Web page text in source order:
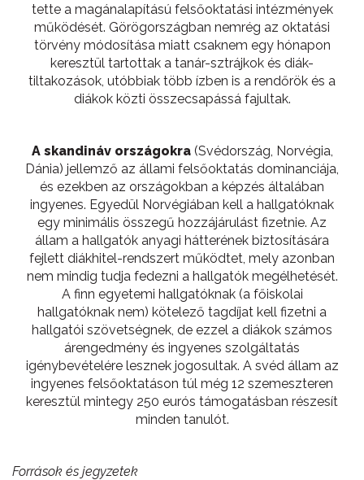
tette a magánalapítású felsőoktatási intézmények
működését. Görögországban nemrég az oktatási
törvény módosítása miatt csaknem egy hónapon
keresztül tartottak a tanár-sztrájkok és diák-
tiltakozások, utóbbiak több ízben is a rendőrök és a
diákok közti összecsapássá fajultak.
A skandináv országokra(Svédország, Norvégia,
Dánia) jellemző az állami felsőoktatás dominanciája,
és ezekben az országokban a képzés általában
ingyenes. Egyedül Norvégiában kell a hallgatóknak
egy minimális összegű hozzájárulást fizetnie. Az
állam a hallgatók anyagi hátterének biztosítására
fejlett diákhitel-rendszert működtet, mely azonban
nem mindig tudja fedezni a hallgatók megélhetését.
A finn egyetemi hallgatóknak (a főiskolai
hallgatóknak nem) kötelező tagdíjat kell fizetni a
hallgatói szövetségnek, de ezzel a diákok számos
árengedmény és ingyenes szolgáltatás
igénybevételére lesznek jogosultak. A svéd állam az
ingyenes felsőoktatáson túl még 12 szemeszteren
keresztül mintegy 250 eurós támogatásban részesít
minden tanulót.
Források és jegyzetek